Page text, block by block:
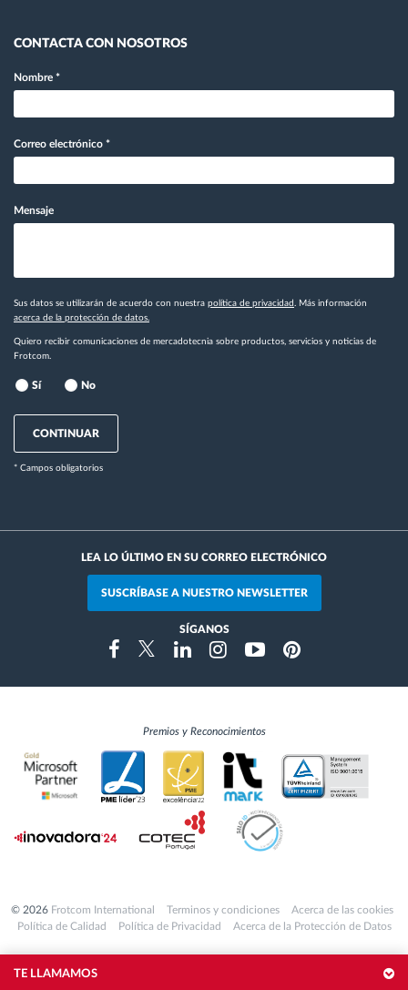
TE LLAMAMOS
CONTACTA CON NOSOTROS
Nombre *
Correo electrónico *
Mensaje
Sus datos se utilizarán de acuerdo con nuestra política de privacidad . Más información
acerca de la protección de datos.
Quiero recibir comunicaciones de mercadotecnia sobre productos, servicios y noticias de
Frotcom.
Sí No
CONTINUAR
* Campos obligatorios
LEA LO ÚLTIMO EN SU CORREO ELECTRÓNICO
SUSCRÍBASE A NUESTRO NEWSLETTER
SÍGANOS
FacebookTwitterLinkedinInstragramYoutubePinterest
Premios y Reconocimientos
© 2026 Frotcom International Terminos y condiciones
Acerca de las cookies
Política de Calidad
Política de Privacidad Acerca de la Protección de Datos